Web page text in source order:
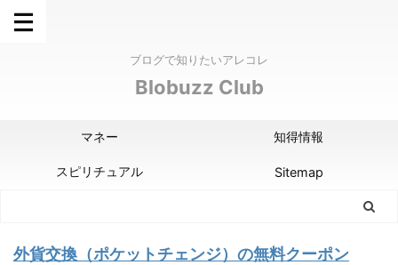
ブログで知りたいアレコレ
Blobuzz Club
マネー 知得情報
スピリチュアル Sitemap
外貨交換（ポケットチェンジ）の無料クーポン